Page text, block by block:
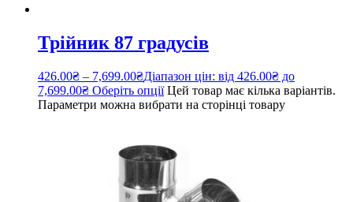
Трійник 87 градусів
426.00₴ – 7,699.00₴Діапазон цін: від 426.00₴ до
7,699.00₴ Оберіть опції Цей товар має кілька варіантів.
Параметри можна вибрати на сторінці товару